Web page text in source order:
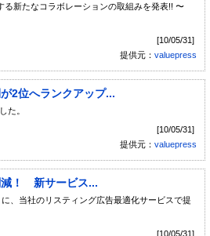
新たなコラボレーションの取組みを発表!! 〜
[10/05/31]
提供元： valuepress
2位へランクアップ...
た。
[10/05/31]
提供元： valuepress
減！ 新サービス...
、当社のリスティング広告最適化サービスで提
[10/05/31]